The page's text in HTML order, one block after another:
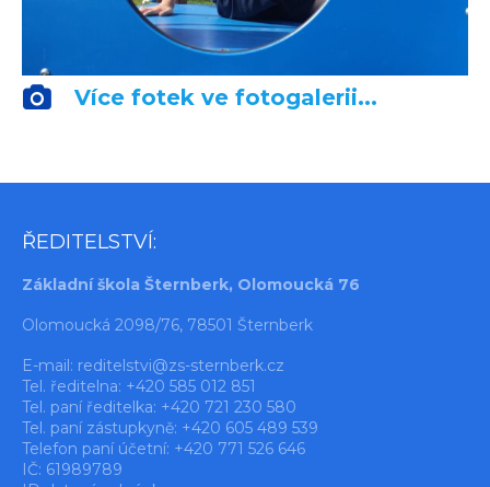
Více fotek ve fotogalerii...
ŘEDITELSTVÍ:
Základní škola Šternberk, Olomoucká 76
Olomoucká 2098/76, 78501 Šternberk
E-mail: reditelstvi@zs-sternberk.cz
Tel. ředitelna: +420 585 012 851
Tel. paní ředitelka: +420 721 230 580
Tel. paní zástupkyně: +420 605 489 539
Telefon paní účetní: +420 771 526 646
IČ: 61989789